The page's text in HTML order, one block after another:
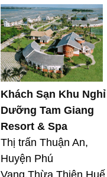
Khách Sạn Khu Nghỉ
Dưỡng Tam Giang
Resort & Spa
Thị trấn Thuận An,
Huyện Phú